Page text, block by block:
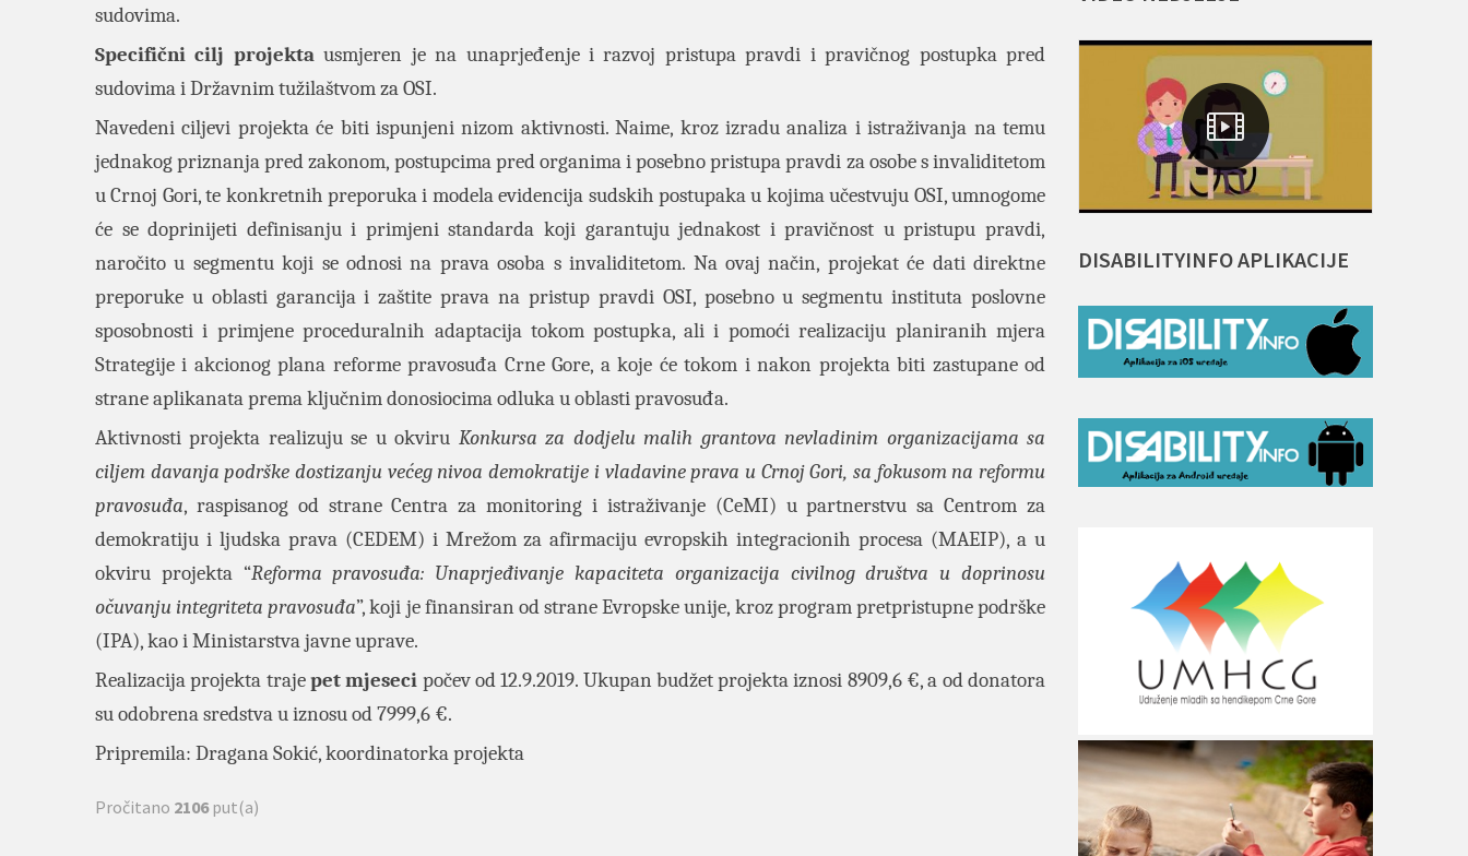
sudovima.
Specifični cilj projektausmjeren je na unaprjeđenje i razvoj pristupa pravdi i pravičnog postupka pred
sudovima i Državnim tužilaštvom za OSI.
Navedeni ciljevi projekta će biti ispunjeni nizom aktivnosti. Naime, kroz izradu analiza i istraživanja na temu
jednakog priznanja pred zakonom, postupcima pred organima i posebno pristupa pravdi za osobe s invaliditetom
u Crnoj Gori, te konkretnih preporuka i modela evidencija sudskih postupaka u kojima učestvuju OSI, umnogome
će se doprinijeti definisanju i primjeni standarda koji garantuju jednakost i pravičnost u pristupu pravdi,
naročito u segmentu koji se odnosi na prava osoba s invaliditetom. Na ovaj način, projekat će dati direktne
preporuke u oblasti garancija i zaštite prava na pristup pravdi OSI, posebno u segmentu instituta poslovne
sposobnosti i primjene proceduralnih adaptacija tokom postupka, ali i pomoći realizaciju planiranih mjera
Strategije i akcionog plana reforme pravosuđa Crne Gore, a koje će tokom i nakon projekta biti zastupane od
strane aplikanata prema ključnim donosiocima odluka u oblasti pravosuđa.
Aktivnosti projekta realizuju se u okviru Konkursa za dodjelu malih grantova nevladinim organizacijama sa
ciljem davanja podrške dostizanju većeg nivoa demokratije i vladavine prava u Crnoj Gori, sa fokusom na reformu
pravosuđa, raspisanog od strane Centra za monitoring i istraživanje (CeMI) u partnerstvu sa Centrom za
demokratiju i ljudska prava (CEDEM) i Mrežom za afirmaciju evropskih integracionih procesa (MAEIP), a u
okviru projekta “Reforma pravosuđa: Unaprjeđivanje kapaciteta organizacija civilnog društva u doprinosu
očuvanju integriteta pravosuđa”, koji je finansiran od strane Evropske unije, kroz program pretpristupne podrške
(IPA), kao i Ministarstva javne uprave.
Realizacija projekta trajepet mjeseci počev od 12.9.2019. Ukupan budžet projekta iznosi 8909,6 €, a od donatora
su odobrena sredstva u iznosu od 7999,6 €.
Pripremila: Dragana Sokić, koordinatorka projekta
Pročitano 2106put(a)
DISABILITYINFOAPLIKACIJE